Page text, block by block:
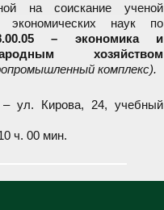
на соискание ученой
экономических наук по
– экономика и
хозяйством
комплекс).
– ул. Кирова, 24, учебный
ч. 00 мин.